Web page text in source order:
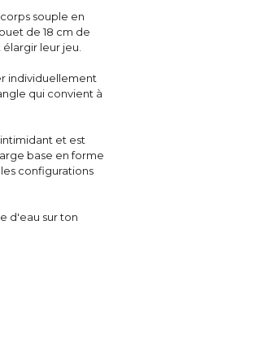
souple en
de 18 cm de
leur jeu.
individuellement
qui convient à
et est
base en forme
configurations
d'eau sur ton